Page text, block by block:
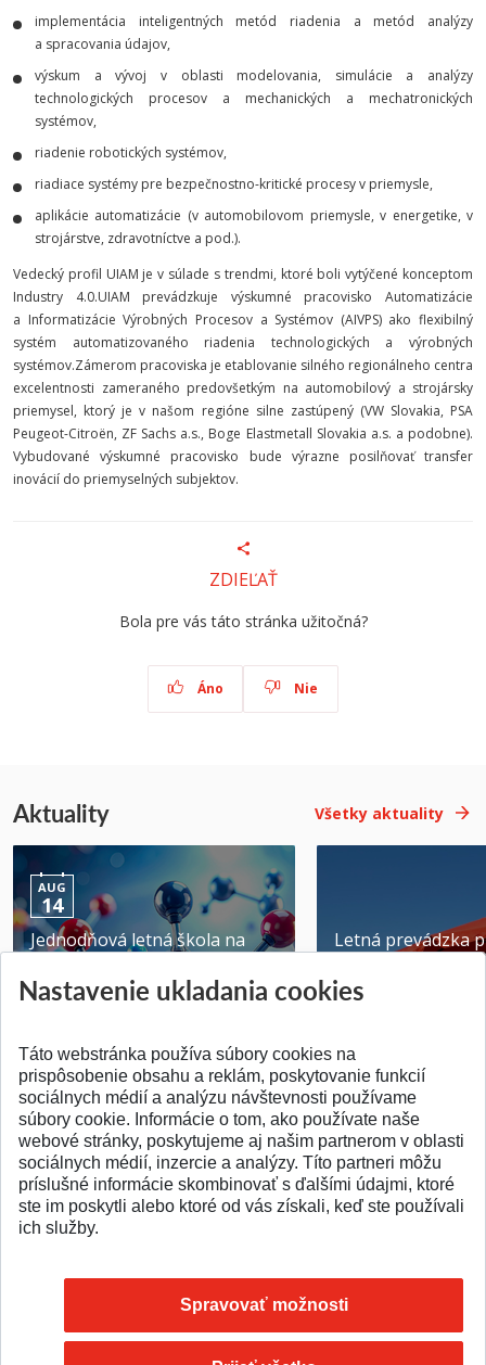
implementácia inteligentných metód riadenia a metód analýzy
a spracovania údajov,
výskum a vývoj v oblasti modelovania, simulácie a analýzy
technologických procesov a mechanických a mechatronických
systémov,
riadenie robotických systémov,
riadiace systémy pre bezpečnostno-kritické procesy v priemysle,
aplikácie automatizácie (v automobilovom priemysle, v energetike, v
strojárstve, zdravotníctve a pod.).
Vedecký profil UIAM je v súlade s trendmi, ktoré boli vytýčené konceptom
Industry 4.0.UIAM prevádzkuje výskumné pracovisko Automatizácie
a Informatizácie Výrobných Procesov a Systémov (AIVPS) ako flexibilný
systém automatizovaného riadenia technologických a výrobných
systémov.Zámerom pracoviska je etablovanie silného regionálneho centra
excelentnosti zameraného predovšetkým na automobilový a strojársky
priemysel, ktorý je v našom regióne silne zastúpený (VW Slovakia, PSA
Peugeot-Citroën, ZF Sachs a.s., Boge Elastmetall Slovakia a.s. a podobne).
Vybudované výskumné pracovisko bude výrazne posilňovať transfer
inovácií do priemyselných subjektov.
ZDIEĽAŤ
Bola pre vás táto stránka užitočná?
Áno Nie
Aktuality Všetky aktuality
AUG
14
Jednodňová letná škola na
Pridané 28.07.2026
Letná prevádzka
Pridané 23.06.2026
SPÄŤ NA VRCH
Nastavenie ukladania cookies
Táto webstránka používa súbory cookies na
prispôsobenie obsahu a reklám, poskytovanie funkcií
sociálnych médií a analýzu návštevnosti používame
súbory cookie. Informácie o tom, ako používate naše
webové stránky, poskytujeme aj našim partnerom v oblasti
sociálnych médií, inzercie a analýzy. Títo partneri môžu
príslušné informácie skombinovať s ďalšími údajmi, ktoré
ste im poskytli alebo ktoré od vás získali, keď ste používali
ich služby.
Spravovať možnosti